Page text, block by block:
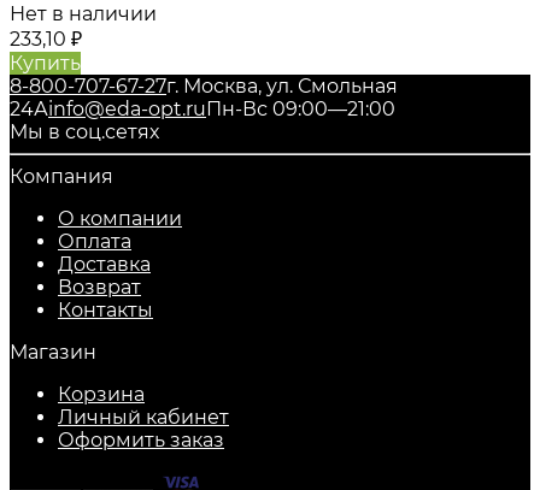
Нет в наличии
233,10 ₽
Купить
8-800-707-67-27г. Москва, ул. Смольная
24Аinfo@eda-opt.ruПн-Вс 09:00—21:00
Мы в соц.сетях
Компания
О компании
Оплата
Доставка
Возврат
Контакты
Магазин
Корзина
Личный кабинет
Оформить заказ